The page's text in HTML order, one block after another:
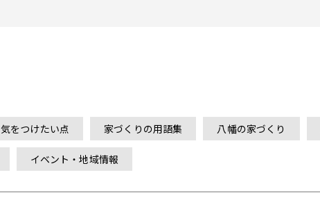
気をつけたい点 家づくりの用語集 八幡の家づくり
イベント・地域情報